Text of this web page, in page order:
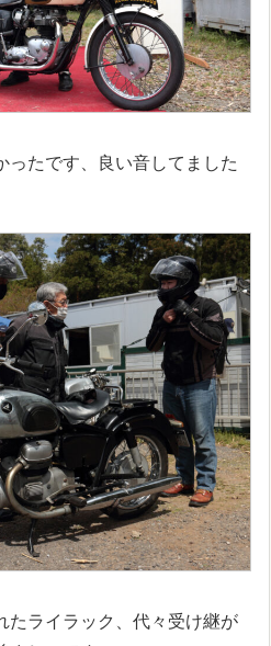
たです、良い音してました
たライラック、代々受け継が